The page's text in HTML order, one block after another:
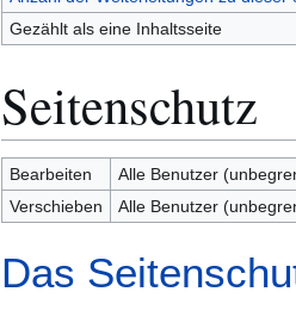
Gezählt als eine Inhaltsseite
Seitenschutz
Bearbeiten
Alle Benutzer
Verschieben
Alle Benutzer
Das